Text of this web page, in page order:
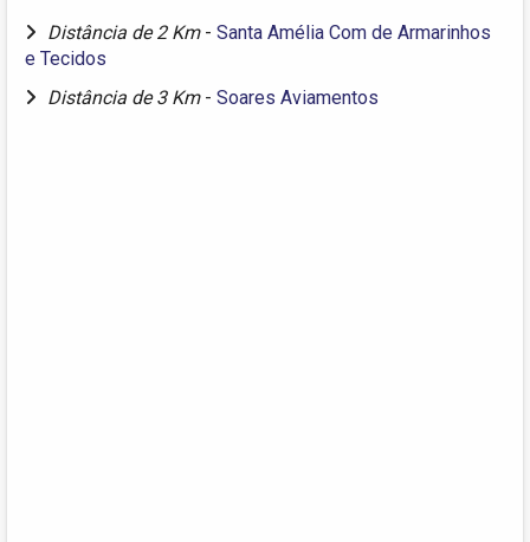
Distância de 2 Km - Santa Amélia Com de Armarinhos
e Tecidos
Distância de 3 Km - Soares Aviamentos